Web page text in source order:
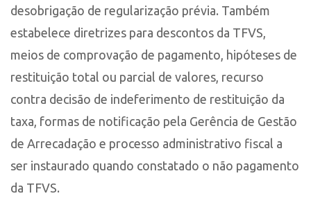
desobrigação de regularização prévia. Também
estabelece diretrizes para descontos da TFVS,
meios de comprovação de pagamento, hipóteses de
restituição total ou parcial de valores, recurso
contra decisão de indeferimento de restituição da
taxa, formas de notificação pela Gerência de Gestão
de Arrecadação e processo administrativo fiscal a
ser instaurado quando constatado o não pagamento
da TFVS.